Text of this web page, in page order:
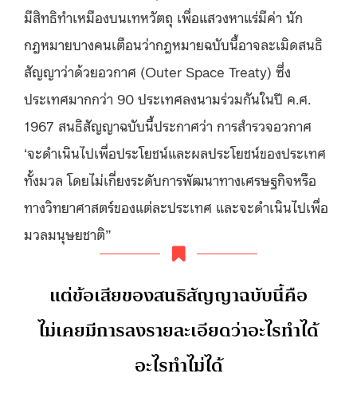
มีสิทธิทำเหมืองบนเทหวัตถุ เพื่อแสวงหาแร่มีค่า นัก
กฎหมายบางคนเตือนว่ากฎหมายฉบับนี้อาจละเมิดสนธิ
สัญญาว่าด้วยอวกาศ (Outer Space Treaty) ซึ่ง
ประเทศมากกว่า 90 ประเทศลงนามร่วมกันในปี ค.ศ.
1967 สนธิสัญญาฉบับนี้ประกาศว่า การสำรวจอวกาศ
‘จะดำเนินไปเพื่อประโยชน์และผลประโยชน์ของประเทศ
ทั้งมวล โดยไม่เกี่ยงระดับการพัฒนาทางเศรษฐกิจหรือ
ทางวิทยาศาสตร์ของแต่ละประเทศ และจะดำเนินไปเพื่อ
มวลมนุษยชาติ”
แต่ข้อเสียของสนธิสัญญาฉบับนี้คือ
ไม่เคยมีการลงรายละเอียดว่าอะไรทำได้
อะไรทำไม่ได้